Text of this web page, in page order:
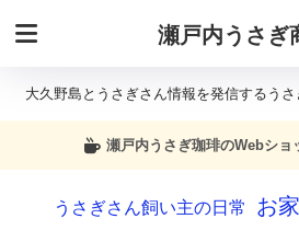
瀬戸内うさぎ
大久野島とうさぎさん情報を発信するうさ
瀬戸内うさぎ珈琲のWebショ
うさぎさん飼い主の日常 お